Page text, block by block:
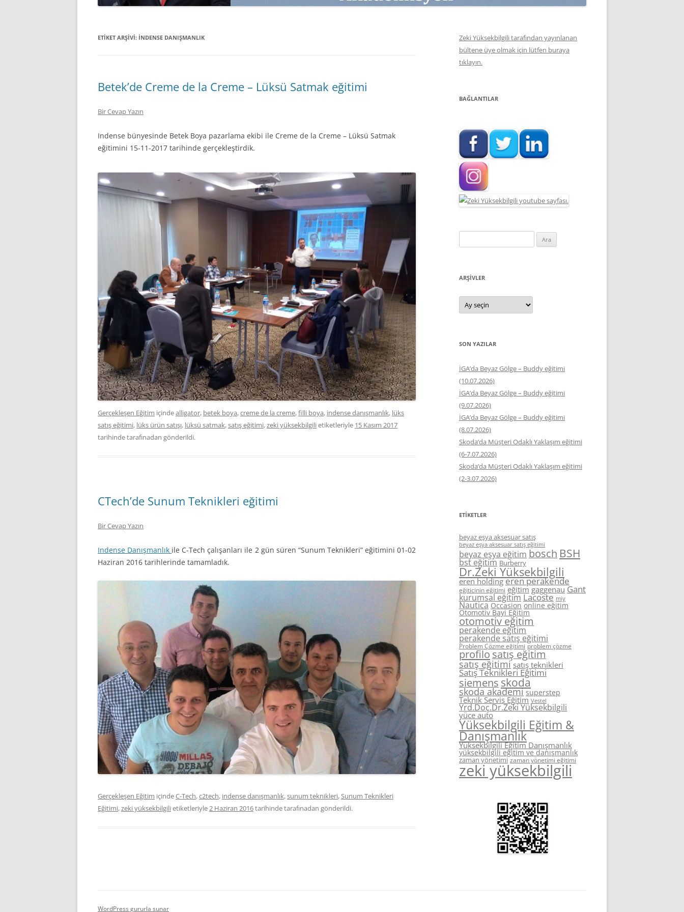
HIZLI MODA TÜKETICILERININ
PAZARLAMADA YENI USTALIK
PAZARLAMA MUCIZE DEĞILDIR
PAZARLAMA CANAVARI
SATMAK
ETIKET ARŞIVI: INDENSE DANIŞMANLIK
Betek’de Creme de la Creme – Lüksü Satmak eğitimi
Bir Cevap Yazın
Indense bünyesinde Betek Boya pazarlama ekibi ile Creme de la Creme – Lüksü Satmak
eğitimini 15-11-2017 tarihinde gerçekleştirdik.
Gerçekleşen Eğitim içindealligator, betek boya,creme de la creme,filli boya, indense danışmanlık, lüks
satış eğitimi, lüks ürün satışı, lüksü satmak,satış eğitimi,zeki yüksekbilgilietiketleriyle 15 Kasım 2017
tarihindetarafınadan gönderildi.
CTech’de Sunum Teknikleri eğitimi
Bir Cevap Yazın
Indense Danışmanlık ile C-Tech çalışanları ile 2 gün süren “Sunum Teknikleri” eğitimini 01-02
Haziran 2016 tarihlerinde tamamladık.
Gerçekleşen Eğitim içindeC-Tech,c2tech, indense danışmanlık,sunum teknikleri, Sunum Teknikleri
Eğitimi,zeki yüksekbilgilietiketleriyle 2 Haziran 2016tarihindetarafınadan gönderildi.
Zeki Yüksekbilgili tarafından yayınlanan
bültene üye olmak için lütfen buraya
tıklayın.
BAĞLANTILAR
ARŞIVLER
Arşivler
SON YAZILAR
İGA’da Beyaz Gölge – Buddy eğitimi
(10.07.2026)
İGA’da Beyaz Gölge – Buddy eğitimi
(9.07.2026)
İGA’da Beyaz Gölge – Buddy eğitimi
(8.07.2026)
Skoda’da Müşteri Odaklı Yaklaşım eğitimi
(6-7.07.2026)
Skoda’da Müşteri Odaklı Yaklaşım eğitimi
(2-3.07.2026)
ETIKETLER
beyaz eşya aksesuar satış
beyaz eşya aksesuar satış eğitimi
beyaz eşya eğitim bosch BSH
bst eğitim Burberry
Dr.Zeki Yüksekbilgili
eren holding eren perakende
eğiticinin eğitimi eğitim gaggenau Gant
kurumsal eğitim Lacoste miy
Nautica Occasion online eğitim
Otomotiv Bayi Eğitim
otomotiv eğitim
perakende eğitim
perakende satış eğitimi
Problem Çözme eğitimi problem çözme
profilo satış eğitim
satış eğitimi satış teknikleri
Satış Teknikleri Eğitimi
siemens skoda
skoda akademi superstep
Teknik Servis Eğitim Vestel
Yrd.Doç.Dr.Zeki Yüksekbilgili
yüce auto
Yüksekbilgili Eğitim &
Danışmanlık
Yüksekbilgili Eğitim Danışmanlık
yüksekbilgili eğitim ve danışmanlık
zaman yönetimi zaman yönetimi eğitimi
zeki yüksekbilgili
WordPress gururla sunar